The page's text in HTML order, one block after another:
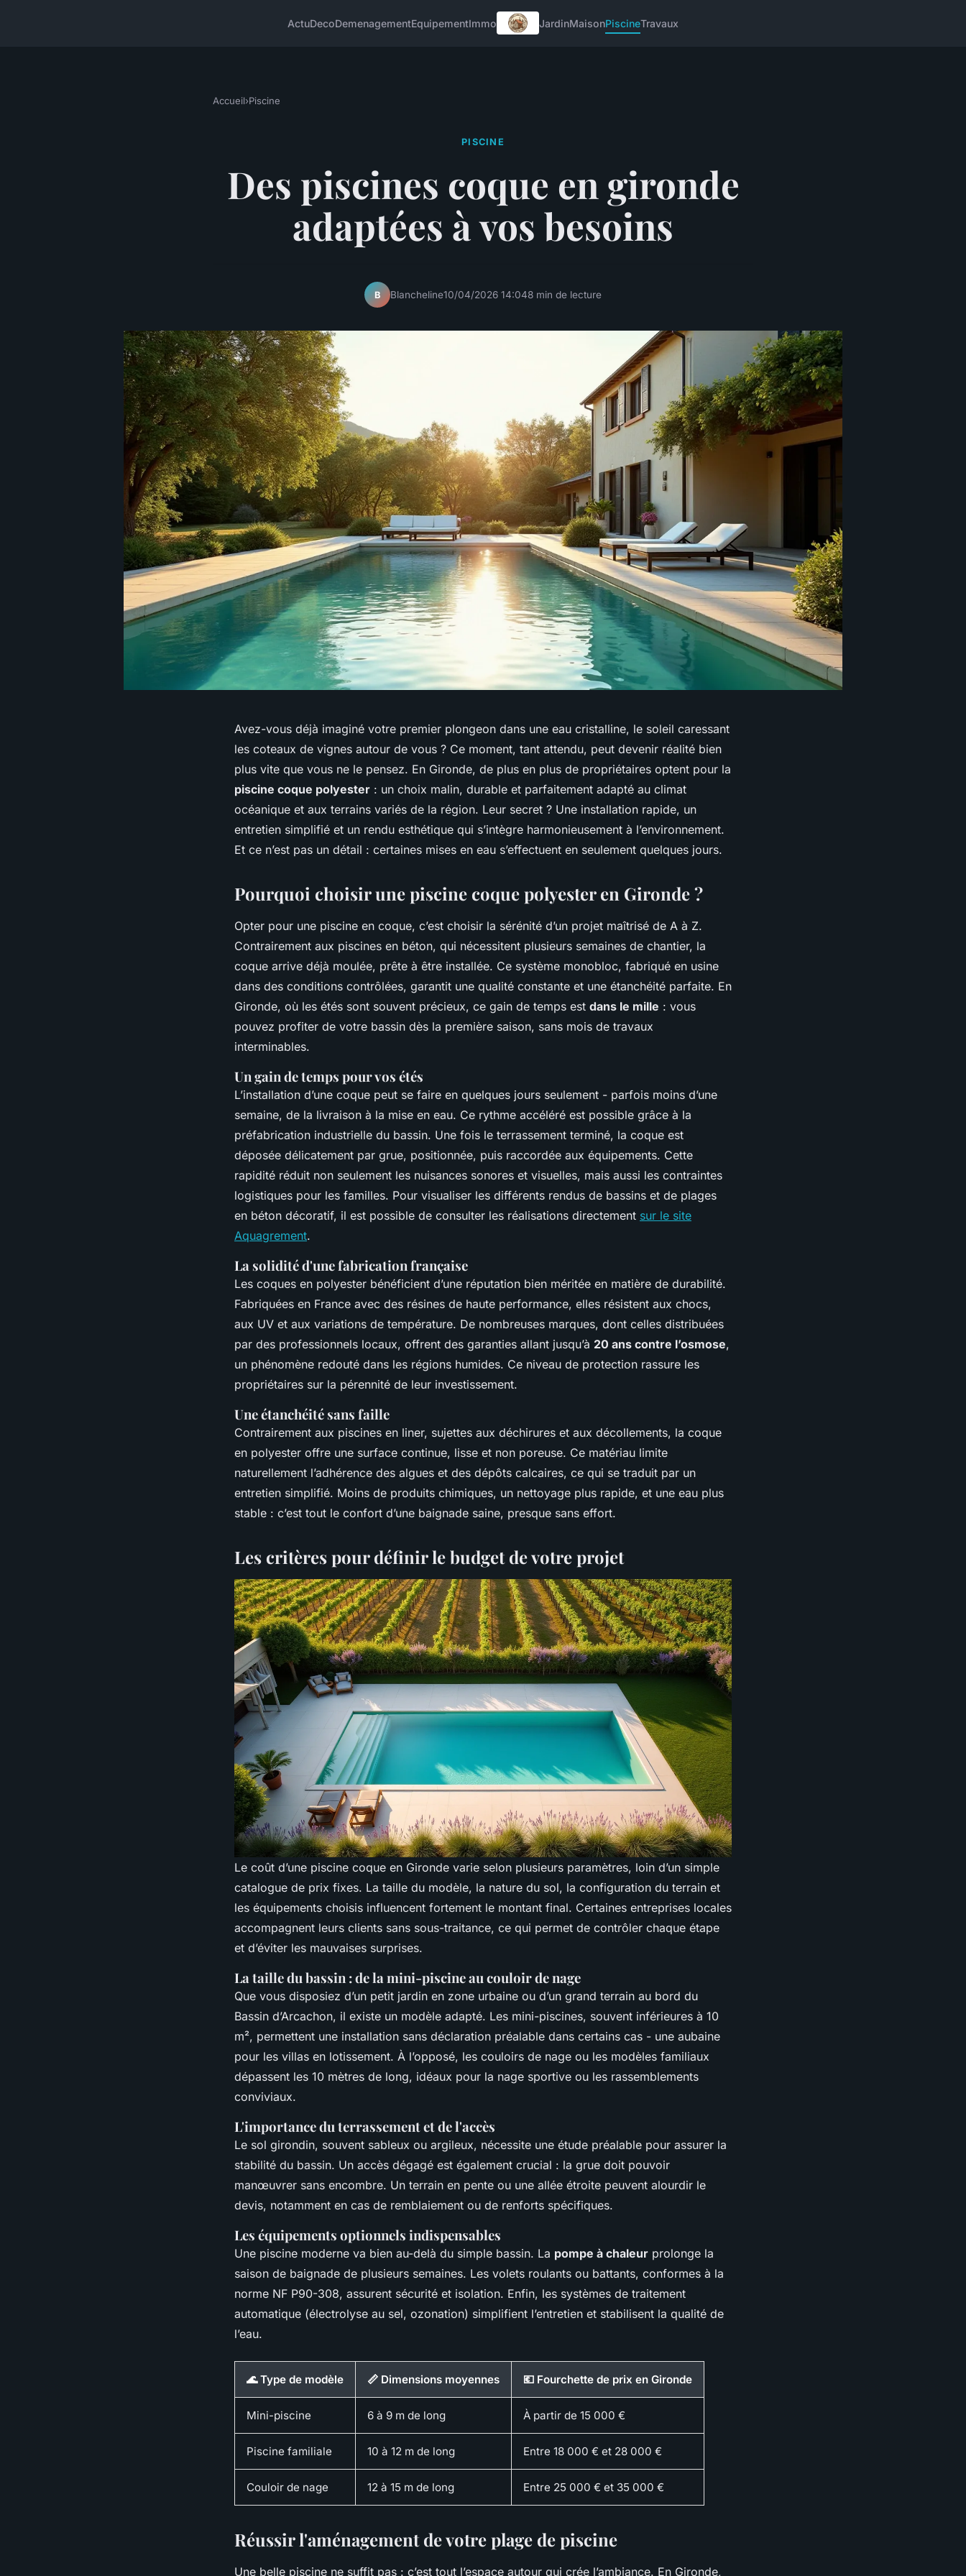
ActuDecoDemenagementEquipementImmo JardinMaisonPiscineTravaux
Accueil›Piscine
PISCINE
Des piscines coque en gironde
adaptées à vos besoins
B Blancheline10/04/2026 14:048 min de lecture
Avez-vous déjà imaginé votre premier plongeon dans une eau cristalline, le soleil caressant
les coteaux de vignes autour de vous ? Ce moment, tant attendu, peut devenir réalité bien
plus vite que vous ne le pensez. En Gironde, de plus en plus de propriétaires optent pour la
piscine coque polyester : un choix malin, durable et parfaitement adapté au climat
océanique et aux terrains variés de la région. Leur secret ? Une installation rapide, un
entretien simplifié et un rendu esthétique qui s’intègre harmonieusement à l’environnement.
Et ce n’est pas un détail : certaines mises en eau s’effectuent en seulement quelques jours.
Pourquoi choisir une piscine coque polyester en Gironde ?
Opter pour une piscine en coque, c’est choisir la sérénité d’un projet maîtrisé de A à Z.
Contrairement aux piscines en béton, qui nécessitent plusieurs semaines de chantier, la
coque arrive déjà moulée, prête à être installée. Ce système monobloc, fabriqué en usine
dans des conditions contrôlées, garantit une qualité constante et une étanchéité parfaite. En
Gironde, où les étés sont souvent précieux, ce gain de temps est dans le mille : vous
pouvez profiter de votre bassin dès la première saison, sans mois de travaux
interminables.
Un gain de temps pour vos étés
L’installation d’une coque peut se faire en quelques jours seulement - parfois moins d’une
semaine, de la livraison à la mise en eau. Ce rythme accéléré est possible grâce à la
préfabrication industrielle du bassin. Une fois le terrassement terminé, la coque est
déposée délicatement par grue, positionnée, puis raccordée aux équipements. Cette
rapidité réduit non seulement les nuisances sonores et visuelles, mais aussi les contraintes
logistiques pour les familles. Pour visualiser les différents rendus de bassins et de plages
en béton décoratif, il est possible de consulter les réalisations directement sur le site
Aquagrement.
La solidité d'une fabrication française
Les coques en polyester bénéficient d’une réputation bien méritée en matière de durabilité.
Fabriquées en France avec des résines de haute performance, elles résistent aux chocs,
aux UV et aux variations de température. De nombreuses marques, dont celles distribuées
par des professionnels locaux, offrent des garanties allant jusqu’à 20 ans contre l’osmose,
un phénomène redouté dans les régions humides. Ce niveau de protection rassure les
propriétaires sur la pérennité de leur investissement.
Une étanchéité sans faille
Contrairement aux piscines en liner, sujettes aux déchirures et aux décollements, la coque
en polyester offre une surface continue, lisse et non poreuse. Ce matériau limite
naturellement l’adhérence des algues et des dépôts calcaires, ce qui se traduit par un
entretien simplifié. Moins de produits chimiques, un nettoyage plus rapide, et une eau plus
stable : c’est tout le confort d’une baignade saine, presque sans effort.
Les critères pour définir le budget de votre projet
Le coût d’une piscine coque en Gironde varie selon plusieurs paramètres, loin d’un simple
catalogue de prix fixes. La taille du modèle, la nature du sol, la configuration du terrain et
les équipements choisis influencent fortement le montant final. Certaines entreprises locales
accompagnent leurs clients sans sous-traitance, ce qui permet de contrôler chaque étape
et d’éviter les mauvaises surprises.
La taille du bassin : de la mini-piscine au couloir de nage
Que vous disposiez d’un petit jardin en zone urbaine ou d’un grand terrain au bord du
Bassin d’Arcachon, il existe un modèle adapté. Les mini-piscines, souvent inférieures à 10
m², permettent une installation sans déclaration préalable dans certains cas - une aubaine
pour les villas en lotissement. À l’opposé, les couloirs de nage ou les modèles familiaux
dépassent les 10 mètres de long, idéaux pour la nage sportive ou les rassemblements
conviviaux.
L'importance du terrassement et de l'accès
Le sol girondin, souvent sableux ou argileux, nécessite une étude préalable pour assurer la
stabilité du bassin. Un accès dégagé est également crucial : la grue doit pouvoir
manœuvrer sans encombre. Un terrain en pente ou une allée étroite peuvent alourdir le
devis, notamment en cas de remblaiement ou de renforts spécifiques.
Les équipements optionnels indispensables
Une piscine moderne va bien au-delà du simple bassin. La pompe à chaleur prolonge la
saison de baignade de plusieurs semaines. Les volets roulants ou battants, conformes à la
norme NF P90-308, assurent sécurité et isolation. Enfin, les systèmes de traitement
automatique (électrolyse au sel, ozonation) simplifient l’entretien et stabilisent la qualité de
l’eau.
🌊 Type de modèle 📏 Dimensions moyennes 💶 Fourchette de prix en Gironde
Mini-piscine 6 à 9 m de long À partir de 15 000 €
Piscine familiale 10 à 12 m de long Entre 18 000 € et 28 000 €
Couloir de nage 12 à 15 m de long Entre 25 000 € et 35 000 €
Réussir l'aménagement de votre plage de piscine
Une belle piscine ne suffit pas : c’est tout l’espace autour qui crée l’ambiance. En Gironde,